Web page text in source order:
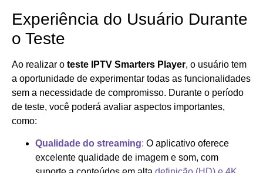
Experiência do Usuário Durante
o Teste
Ao realizar o teste IPTV Smarters Player, o usuário tem
a oportunidade de experimentar todas as funcionalidades
sem a necessidade de compromisso. Durante o período
de teste, você poderá avaliar aspectos importantes,
como:
Qualidade do streaming: O aplicativo oferece
excelente qualidade de imagem e som, com